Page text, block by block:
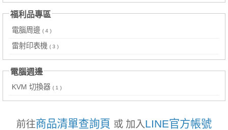
福利品專區
電腦周邊 ( 4 )
雷射印表機 ( 3 )
電腦週邊
KVM 切換器 ( 1 )
前往商品清單查詢頁 或 加入LINE官方帳號